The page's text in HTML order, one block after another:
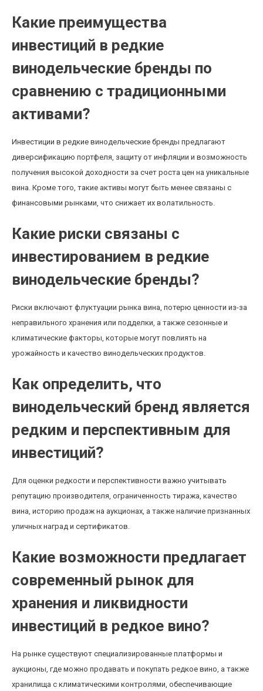
Какие преимущества
инвестиций в редкие
винодельческие бренды по
сравнению с традиционными
активами?
Инвестиции в редкие винодельческие бренды предлагают
диверсификацию портфеля, защиту от инфляции и возможность
получения высокой доходности за счет роста цен на уникальные
вина. Кроме того, такие активы могут быть менее связаны с
финансовыми рынками, что снижает их волатильность.
Какие риски связаны с
инвестированием в редкие
винодельческие бренды?
Риски включают флуктуации рынка вина, потерю ценности из-за
неправильного хранения или подделки, а также сезонные и
климатические факторы, которые могут повлиять на
урожайность и качество винодельческих продуктов.
Как определить, что
винодельческий бренд является
редким и перспективным для
инвестиций?
Для оценки редкости и перспективности важно учитывать
репутацию производителя, ограниченность тиража, качество
вина, историю продаж на аукционах, а также наличие признанных
уличных наград и сертификатов.
Какие возможности предлагает
современный рынок для
хранения и ликвидности
инвестиций в редкое вино?
На рынке существуют специализированные платформы и
аукционы, где можно продавать и покупать редкое вино, а также
хранилища с климатическими контролями, обеспечивающие